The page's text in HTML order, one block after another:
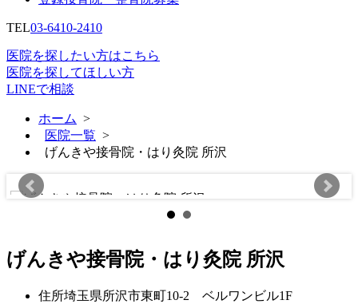
TEL03-6410-2410
医院を探したい方はこちら
医院を探してほしい方
LINEで相談
ホーム >
医院一覧 >
げんきや接骨院・はり灸院 所沢
げんきや接骨院・はり灸院 所沢
住所埼玉県所沢市東町10-2 ベルワンビル1F